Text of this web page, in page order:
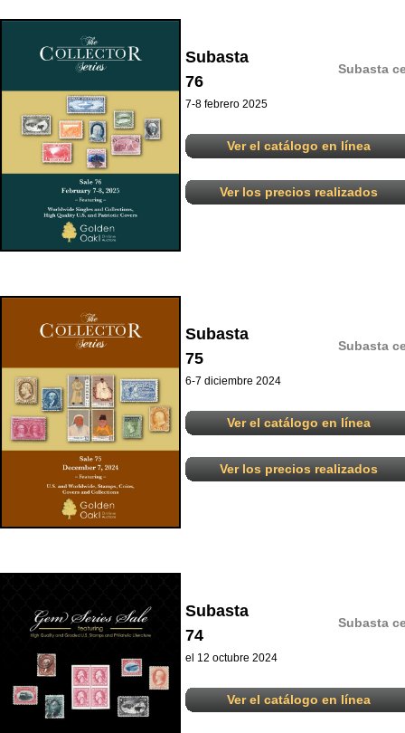
Subasta
76
Subasta
7-8 febrero 2025
Ver el catálogo en línea
Ver los precios realizados
Subasta
75
Subasta
6-7 diciembre 2024
Ver el catálogo en línea
Ver los precios realizados
Subasta
74
Subasta
el 12 octubre 2024
Ver el catálogo en línea